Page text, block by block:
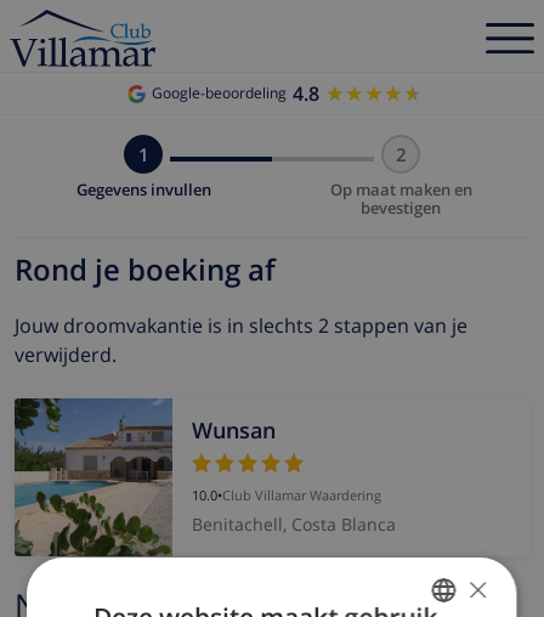
Google-beoordeling 4.8 ★★★★★
★★★★★
1
Gegevens invullen
2
Op maat maken en
bevestigen
Rond je boeking af
Jouw droomvakantie is in slechts 2 stappen van je
verwijderd.
Wunsan
10.0•Club Villamar Waardering
Benitachell, Costa Blanca
Naam en email ×